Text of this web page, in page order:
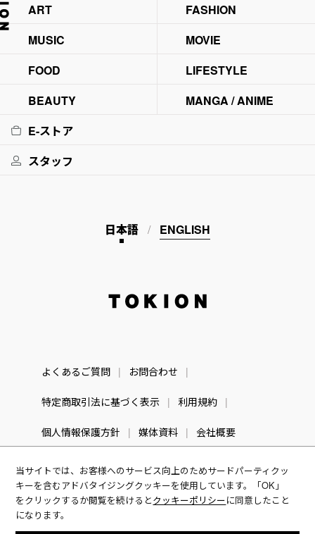
ART
FASHION
MUSIC
MOVIE
FOOD
LIFESTYLE
BEAUTY
MANGA / ANIME
E-ストア
スタッフ
日本語 ENGLISH
当サイトでは、お客様へのサービス向上のためサードパーティクッ
キーを含むアドバタイジングクッキーを使用しています。「OK」
をクリックするか閲覧を続けるとクッキーポリシーに同意したこと
になります。
よくあるご質問 お問合わせ
特定商取引法に基づく表示 利用規約
個人情報保護方針 媒体資料 会社概要